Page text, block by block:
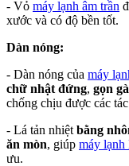
- Vỏ máy lạnh âm trần
xước và có độ bền tốt.
Dàn nóng:
- Dàn nóng của máy
chữ nhật đứng, gọn
chống chịu được các
- Lá tản nhiệt bằng
ăn mòn, giúp máy lạnh
ưu.